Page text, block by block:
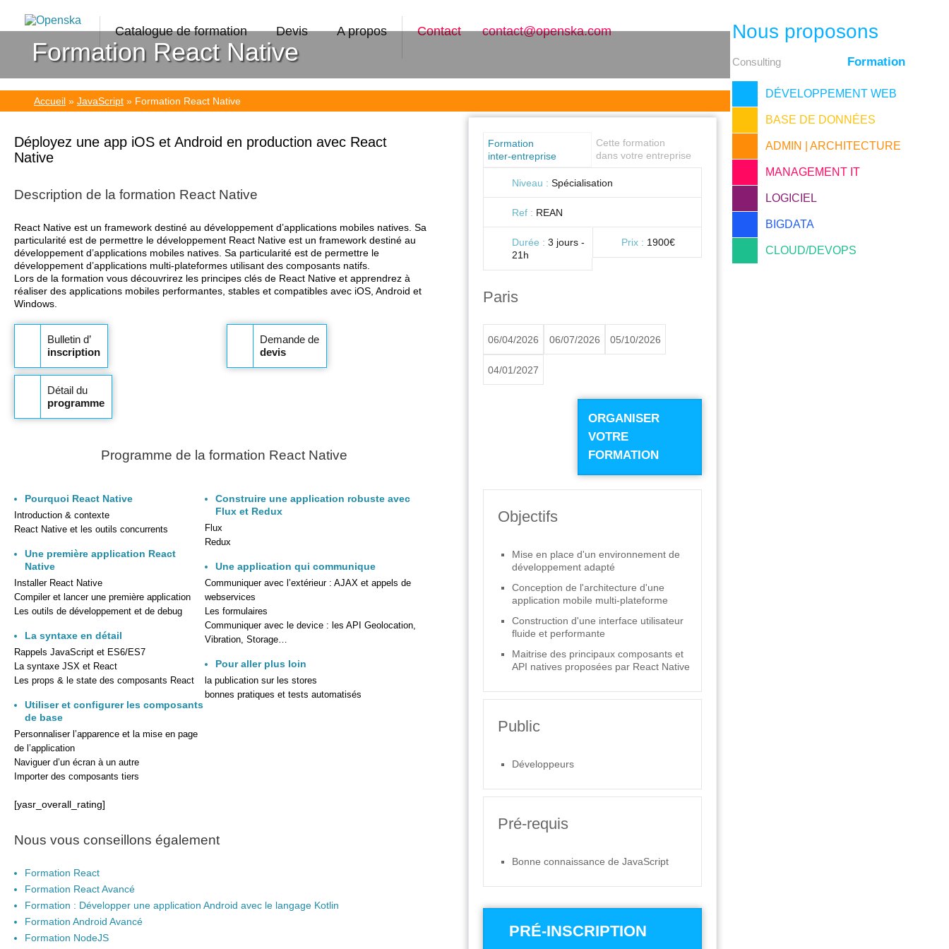
Catalogue de formation Devis A propos Contact contact@openska.com
Formation React Native
Accueil » JavaScript » Formation React Native
Déployez une app iOS et Android en production avec React
Native
Description de la formation React Native
React Native est un framework destiné au développement d’applications mobiles natives. Sa
particularité est de permettre le développement React Native est un framework destiné au
développement d’applications mobiles natives. Sa particularité est de permettre le
développement d’applications multi-plateformes utilisant des composants natifs.
Lors de la formation vous découvrirez les principes clés de React Native et apprendrez à
réaliser des applications mobiles performantes, stables et compatibles avec iOS, Android et
Windows.
Bulletin d’
inscription
Demande de
devis
Détail du
programme
Programme de la formation React Native
Pourquoi React Native
Introduction & contexte
React Native et les outils concurrents
Une première application React
Native
Installer React Native
Compiler et lancer une première application
Les outils de développement et de debug
La syntaxe en détail
Rappels JavaScript et ES6/ES7
La syntaxe JSX et React
Les props & le state des composants React
Utiliser et configurer les composants
de base
Personnaliser l’apparence et la mise en page
de l’application
Naviguer d’un écran à un autre
Importer des composants tiers
Construire une application robuste avec
Flux et Redux
Flux
Redux
Une application qui communique
Communiquer avec l’extérieur : AJAX et appels de
webservices
Les formulaires
Communiquer avec le device : les API Geolocation,
Vibration, Storage…
Pour aller plus loin
la publication sur les stores
bonnes pratiques et tests automatisés
[yasr_overall_rating]
Nous vous conseillons également
Formation React
Formation React Avancé
Formation : Développer une application Android avec le langage Kotlin
Formation Android Avancé
Formation NodeJS
Formation
inter-entreprise
Cette formation
dans votre entreprise
Niveau : Spécialisation
Ref : REAN
Durée : 3 jours -
21h
Prix : 1900€
Paris
06/04/2026 06/07/2026 05/10/2026
04/01/2027
ORGANISER
VOTRE
FORMATION
Objectifs
Mise en place d'un environnement de
développement adapté
Conception de l'architecture d'une
application mobile multi-plateforme
Construction d'une interface utilisateur
fluide et performante
Maitrise des principaux composants et
API natives proposées par React Native
Public
Développeurs
Pré-requis
Bonne connaissance de JavaScript
PRÉ-INSCRIPTION
Nous proposons
Consulting Formation
DÉVELOPPEMENT WEB
BASE DE DONNÉES
ADMIN | ARCHITECTURE
MANAGEMENT IT
LOGICIEL
BIGDATA
CLOUD/DEVOPS